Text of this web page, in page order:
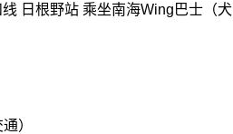
日根野站 乘坐南海Wing巴士（犬
）